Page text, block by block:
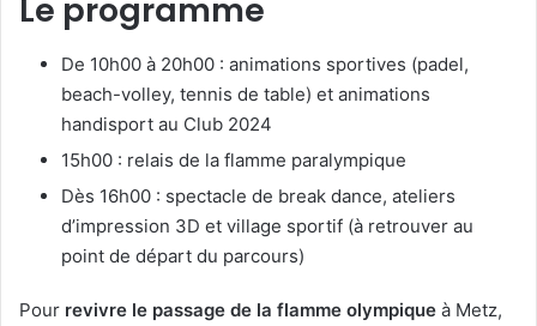
Le programme
De 10h00 à 20h00 : animations sportives (padel,
beach-volley, tennis de table) et animations
handisport au Club 2024
15h00 : relais de la flamme paralympique
Dès 16h00 : spectacle de break dance, ateliers
d’impression 3D et village sportif (à retrouver au
point de départ du parcours)
Pour revivre le passage de la flamme olympique à Metz,